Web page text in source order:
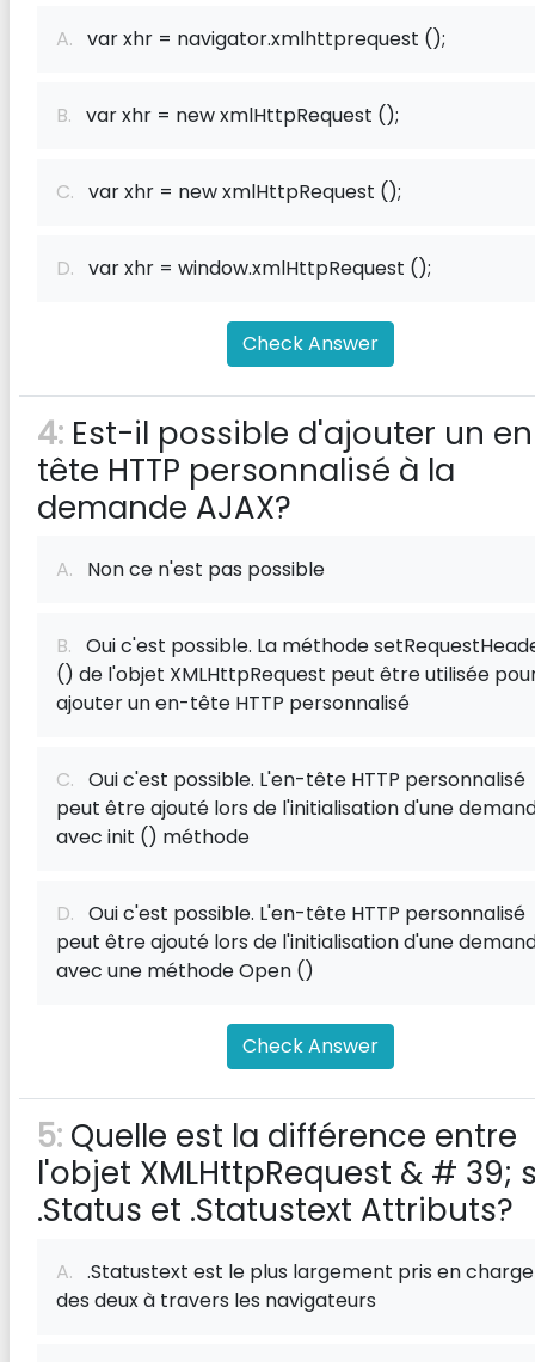
A. var xhr = navigator.xmlhttprequest ();
B. var xhr = new xmlHttpRequest ();
C. var xhr = new xmlHttpRequest ();
D. var xhr = window.xmlHttpRequest ();
Check Answer
4: Est-il possible d'ajouter un
tête HTTP personnalisé à la
demande AJAX?
A. Non ce n'est pas possible
B. Oui c'est possible. La méthode
() de l'objet XMLHttpRequest peut être utilisée
ajouter un en-tête HTTP personnalisé
C. Oui c'est possible. L'en-tête HTTP personnalisé
peut être ajouté lors de l'initialisation d'une
avec init () méthode
D. Oui c'est possible. L'en-tête HTTP personnalisé
peut être ajouté lors de l'initialisation d'une
avec une méthode Open ()
Check Answer
5: Quelle est la différence entre
l'objet XMLHttpRequest & # 39;
.Status et .Statustext Attributs?
A. .Statustext est le plus largement pris en charge
des deux à travers les navigateurs